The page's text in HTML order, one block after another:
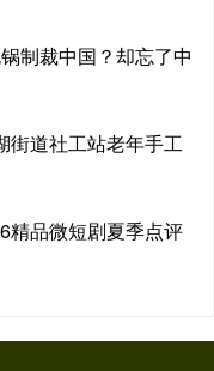
制裁中国？却忘了中
街道社工站老年手工
精品微短剧夏季点评